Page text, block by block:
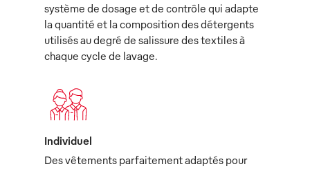
système de dosage et de contrôle qui adapte
la quantité et la composition des détergents
utilisés au degré de salissure des textiles à
chaque cycle de lavage.
Individuel
Des vêtements parfaitement adaptés pour